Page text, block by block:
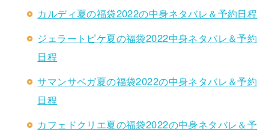
カルディ夏の福袋2022の中身ネタバレ＆予約日程
ジェラートピケ夏の福袋2022中身ネタバレ＆予約
日程
サマンサベガ夏の福袋2022の中身ネタバレ＆予約
日程
カフェドクリエ夏の福袋2022の中身ネタバレ＆予